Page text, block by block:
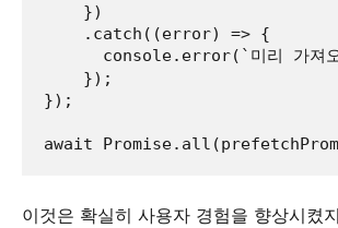
    })
    .catch((error) => {
console.error(`미리 가져
    });
});
이것은 확실히 사용자 경험을 향상시켰